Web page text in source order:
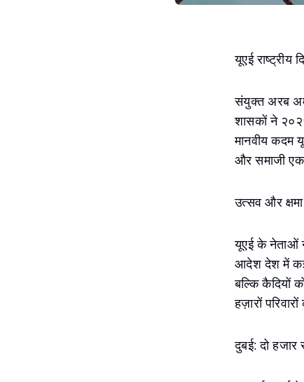
यूएई
संयुक्त अरब
शासकों ने
मानवीय कदम
और समाजी
उत्सव और
यूएई के नेताओं
आदेश देश में कई
बल्कि कैदियों
हज़ारों
दुबई: दो हजार